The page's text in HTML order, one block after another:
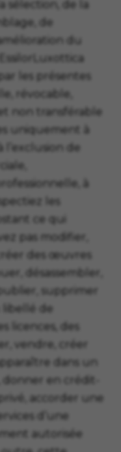
sélection, de la
de
du
Luxottica
les présentes
révocable,
non transférable
uniquement à
l’exclusion de
à
les
ce qui
pas modifier,
des œuvres
désassembler,
supprimer
libellé de
licences, des
vendre, créer
dans un
en crédit-
accorder une
d’une
autorisée